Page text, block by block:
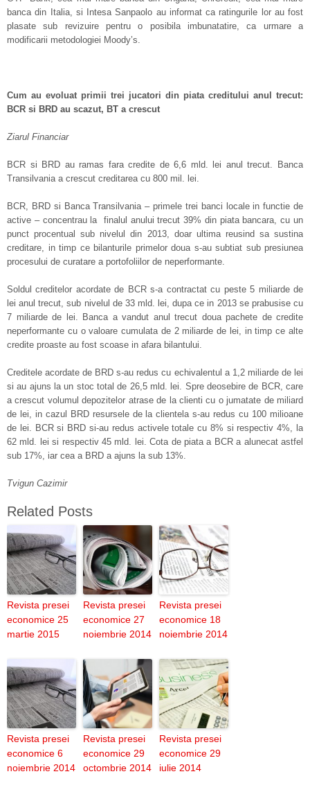
banca din Italia, si Intesa Sanpaolo au informat ca ratingurile lor au fost
plasate sub revizuire pentru o posibila imbunatatire, ca urmare a
modificarii metodologiei Moody’s.
Cum au evoluat primii trei jucatori din piata creditului anul trecut:
BCR si BRD au scazut, BT a crescut
Ziarul Financiar
BCR si BRD au ramas fara credite de 6,6 mld. lei anul trecut. Banca
Transilvania a crescut creditarea cu 800 mil. lei.
BCR, BRD si Banca Transilvania – primele trei banci locale in functie de
active – concentrau la finalul anului trecut 39% din piata bancara, cu un
punct procentual sub nivelul din 2013, doar ultima reusind sa sustina
creditare, in timp ce bilanturile primelor doua s-au subtiat sub presiunea
procesului de curatare a portofoliilor de neperformante.
Soldul creditelor acordate de BCR s-a contractat cu peste 5 miliarde de
lei anul trecut, sub nivelul de 33 mld. lei, dupa ce in 2013 se prabusise cu
7 miliarde de lei. Banca a vandut anul trecut doua pachete de credite
neperformante cu o valoare cumulata de 2 miliarde de lei, in timp ce alte
credite proaste au fost scoase in afara bilantului.
Creditele acordate de BRD s-au redus cu echivalentul a 1,2 miliarde de lei
si au ajuns la un stoc total de 26,5 mld. lei. Spre deosebire de BCR, care
a crescut volumul depozitelor atrase de la clienti cu o jumatate de miliard
de lei, in cazul BRD resursele de la clientela s-au redus cu 100 milioane
de lei. BCR si BRD si-au redus activele totale cu 8% si respectiv 4%, la
62 mld. lei si respectiv 45 mld. lei. Cota de piata a BCR a alunecat astfel
sub 17%, iar cea a BRD a ajuns la sub 13%.
Tvigun Cazimir
Related Posts
Revista presei
economice 25
martie 2015
Revista presei
economice 27
noiembrie 2014
Revista presei
economice 18
noiembrie 2014
Revista presei
economice 6
noiembrie 2014
Revista presei
economice 29
octombrie 2014
Revista presei
economice 29
iulie 2014